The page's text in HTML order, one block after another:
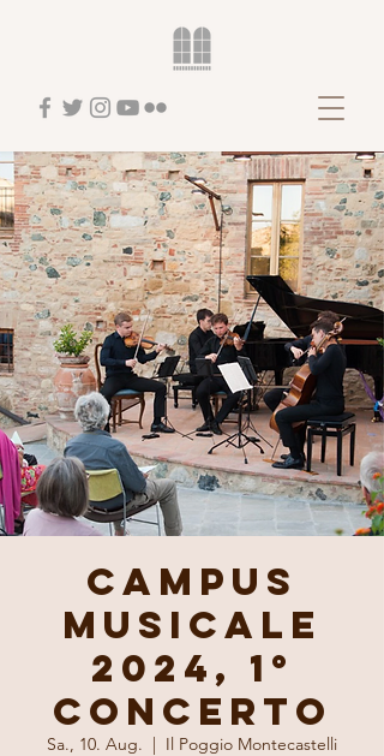
Campus
Musicale
2024, 1°
Concerto
Sa., 10. Aug.
  |
Il Poggio Montecastelli